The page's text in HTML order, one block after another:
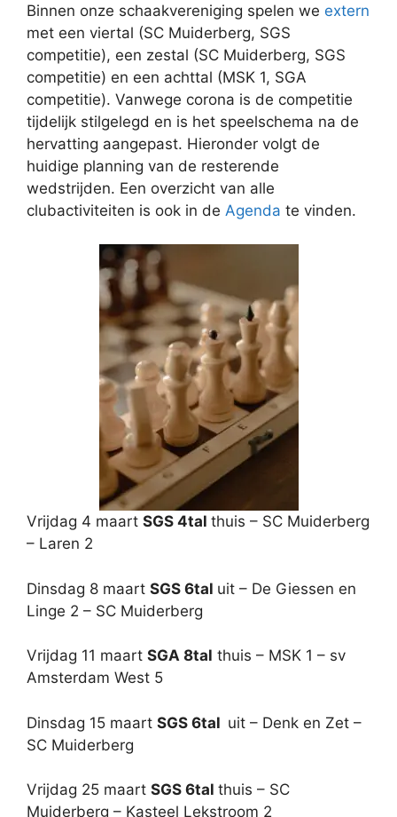
Binnen onze schaakvereniging spelen we extern
met een viertal (SC Muiderberg, SGS
competitie), een zestal (SC Muiderberg, SGS
competitie) en een achttal (MSK 1, SGA
competitie). Vanwege corona is de competitie
tijdelijk stilgelegd en is het speelschema na de
hervatting aangepast. Hieronder volgt de
huidige planning van de resterende
wedstrijden. Een overzicht van alle
clubactiviteiten is ook in de Agenda te vinden.
Vrijdag 4 maart SGS 4tal thuis – SC Muiderberg
– Laren 2
Dinsdag 8 maart SGS 6tal uit – De Giessen en
Linge 2 – SC Muiderberg
Vrijdag 11 maart SGA 8tal thuis – MSK 1 – sv
Amsterdam West 5
Dinsdag 15 maart SGS 6tal uit – Denk en Zet –
SC Muiderberg
Vrijdag 25 maart SGS 6tal thuis – SC
Muiderberg – Kasteel Lekstroom 2